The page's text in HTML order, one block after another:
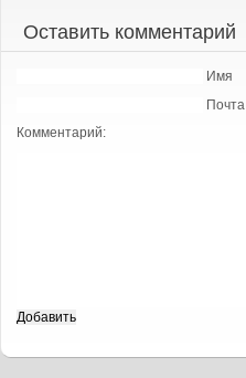
Оставить комментарий
Имя
Почта
Комментарий: